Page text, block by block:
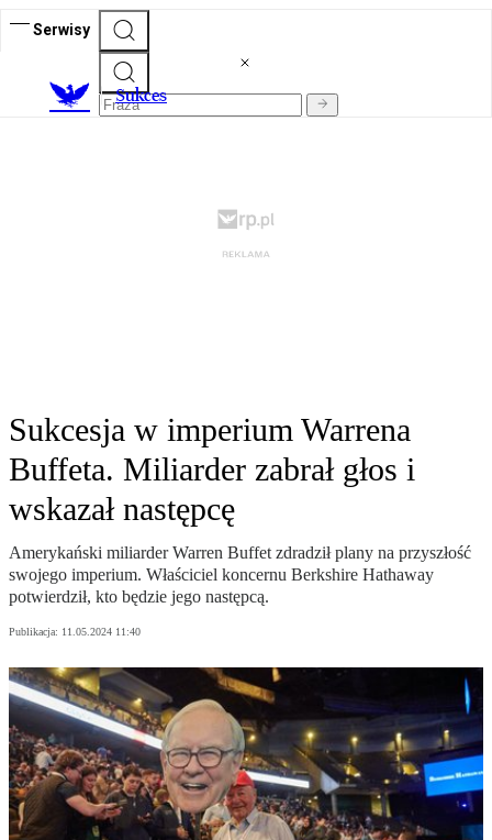
Serwisy
Sukces
Sukcesja w imperium Warrena
Buffeta. Miliarder zabrał głos i
wskazał następcę
Amerykański miliarder Warren Buffet zdradził plany na przyszłość
swojego imperium. Właściciel koncernu Berkshire Hathaway
potwierdził, kto będzie jego następcą.
Publikacja: 11.05.2024 11:40